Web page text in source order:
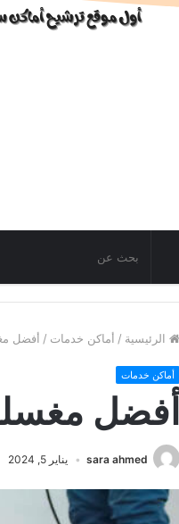
الرئيسية / أماكن خدمات / أفضل
أماكن خدمات
أفضل
sara ahmed يناير 5, 2024